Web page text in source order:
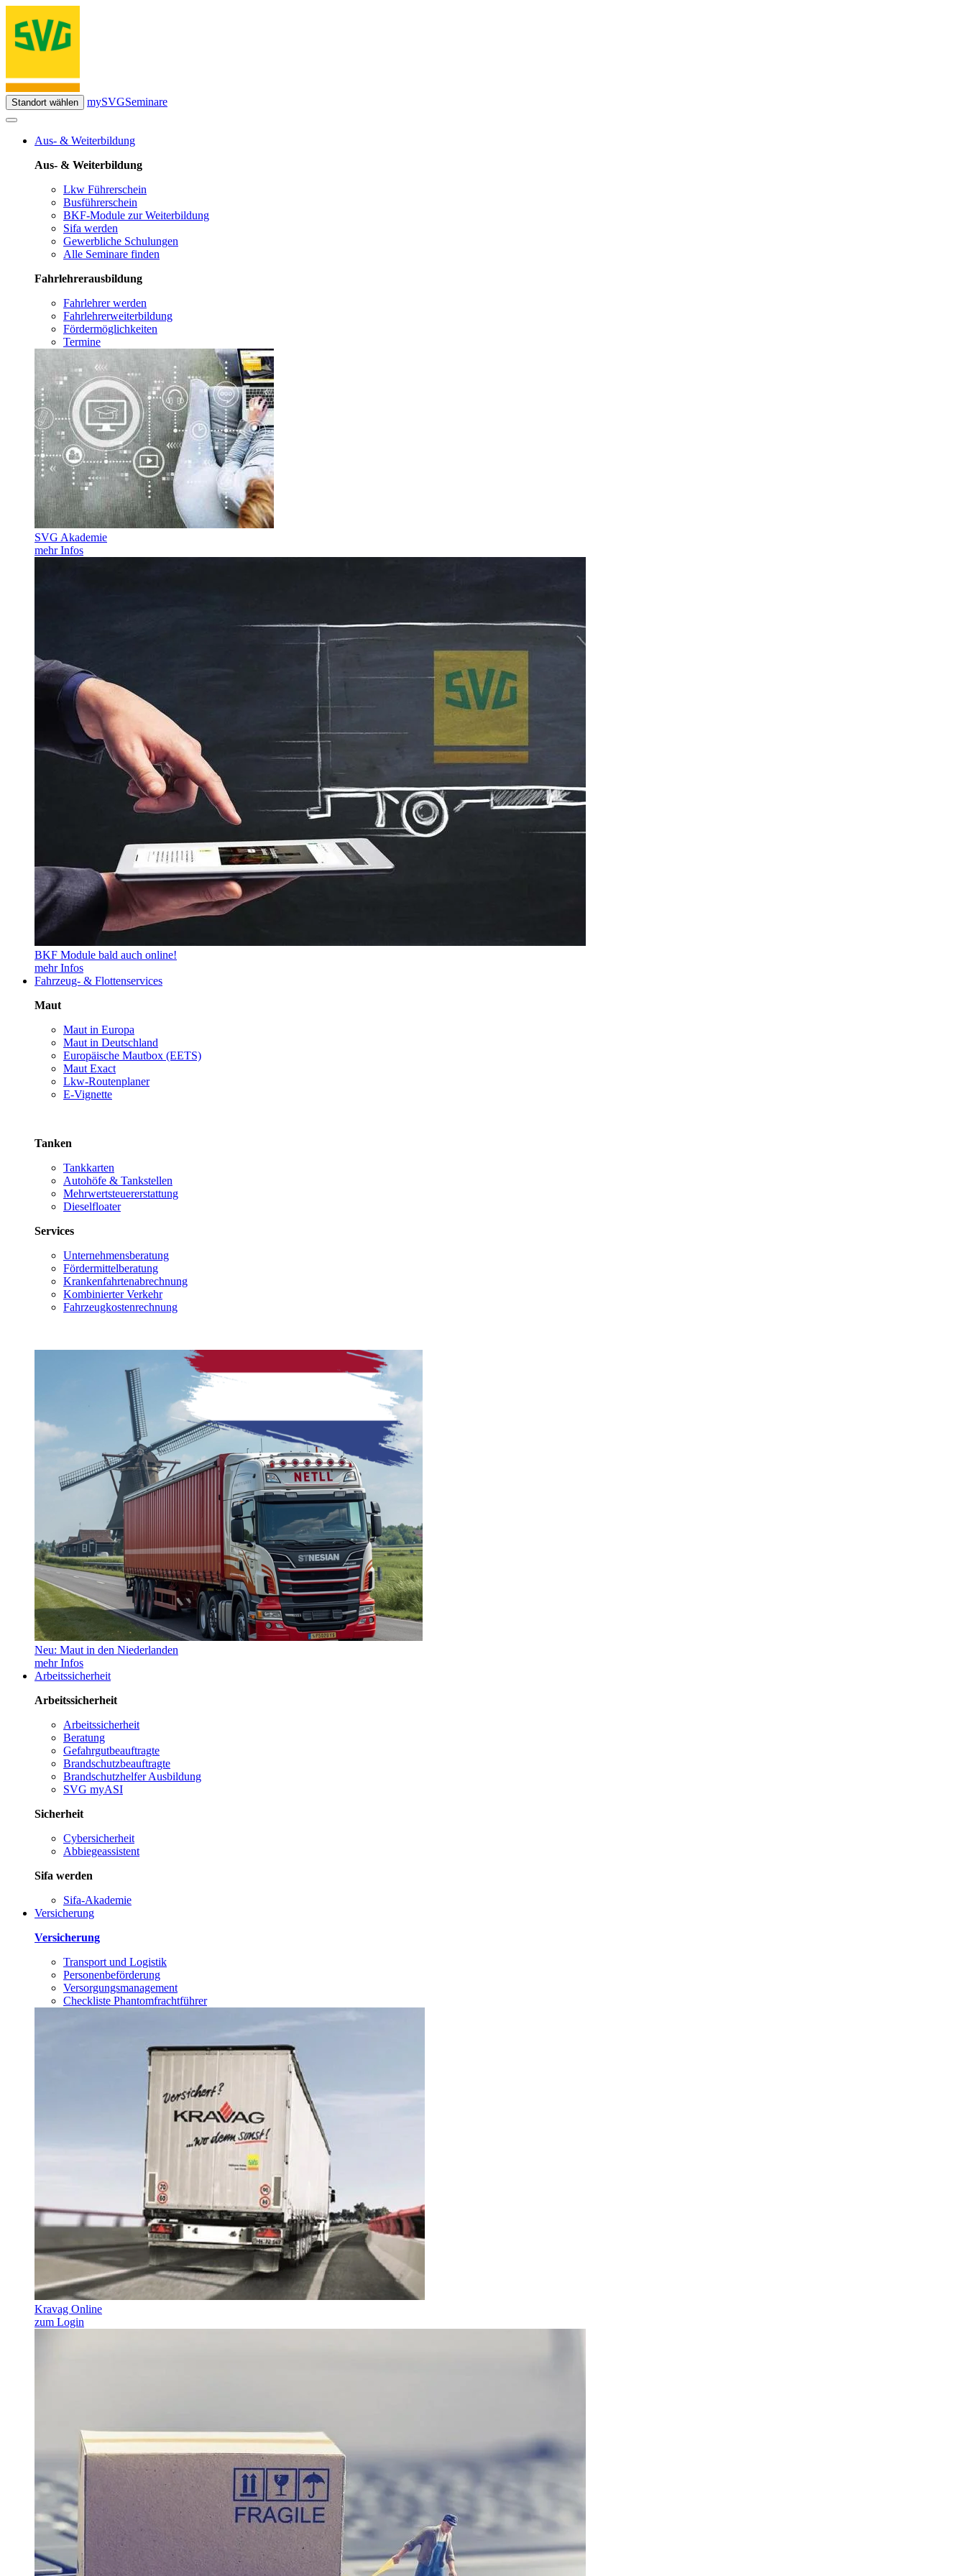
Standort wählen mySVGSeminare
Aus- & Weiterbildung
Aus- & Weiterbildung
Lkw Führerschein
Busführerschein
BKF-Module zur Weiterbildung
Sifa werden
Gewerbliche Schulungen
Alle Seminare finden
Fahrlehrerausbildung
Fahrlehrer werden
Fahrlehrerweiterbildung
Fördermöglichkeiten
Termine
SVG Akademie
mehr Infos
BKF Module bald auch online!
mehr Infos
Fahrzeug- & Flottenservices
Maut
Maut in Europa
Maut in Deutschland
Europäische Mautbox (EETS)
Maut Exact
Lkw-Routenplaner
E-Vignette
Tanken
Tankkarten
Autohöfe & Tankstellen
Mehrwertsteuererstattung
Dieselfloater
Services
Unternehmensberatung
Fördermittelberatung
Krankenfahrtenabrechnung
Kombinierter Verkehr
Fahrzeugkostenrechnung
Neu: Maut in den Niederlanden
mehr Infos
Arbeitssicherheit
Arbeitssicherheit
Arbeitssicherheit
Beratung
Gefahrgutbeauftragte
Brandschutzbeauftragte
Brandschutzhelfer Ausbildung
SVG myASI
Sicherheit
Cybersicherheit
Abbiegeassistent
Sifa werden
Sifa-Akademie
Versicherung
Versicherung
Transport und Logistik
Personenbeförderung
Versorgungsmanagement
Checkliste Phantomfrachtführer
Kravag Online
zum Login